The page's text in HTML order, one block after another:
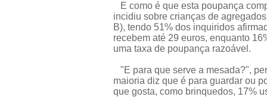
E como é que esta poupança
incidiu sobre crianças de
B), tendo 51% dos inquiridos
recebem até 29 euros, enquanto
uma taxa de poupança razoável.
"E para que serve a mesada?",
maioria diz que é para guardar ou
que gosta, como brinquedos, 17%